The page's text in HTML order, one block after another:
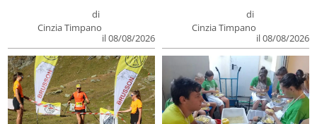
di
Cinzia Timpano
il 08/08/2026
di
Cinzia Timpano
il 08/08/2026